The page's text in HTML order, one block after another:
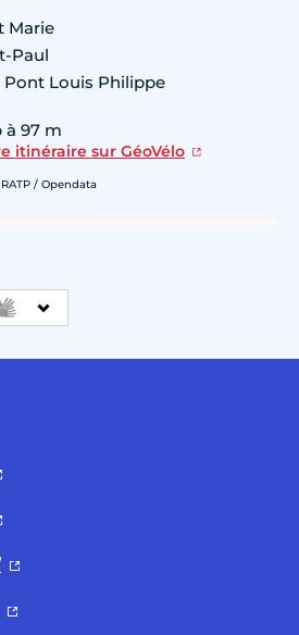
Marie
Paul
Pont Louis Philippe
à 97 m
itinéraire sur GéoVélo
/ Opendata